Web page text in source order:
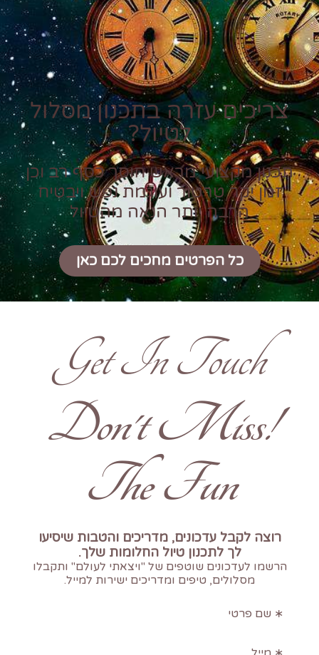
צריכים עזרה בתכנון מסלול
לטיול?
תכנון מקצועי מראש חוסך כסף רב וכן
זמן יקר טרטור ועוגמת נפש ויבטיח
הרבה יותר הנאה מהטיול
כל הפרטים מחכים לכם כאן
Get In Touch
!Don't Miss
The Fun